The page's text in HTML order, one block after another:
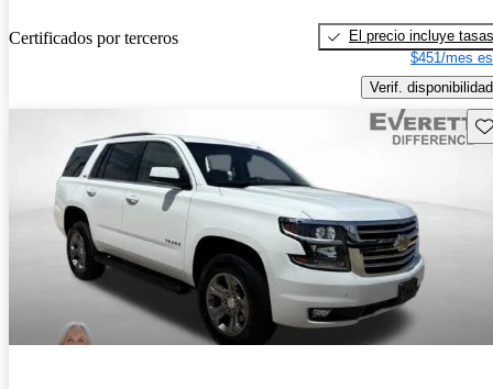
Certificados por terceros
El precio incluye tasas
$451/mes
Verif. disponibilidad